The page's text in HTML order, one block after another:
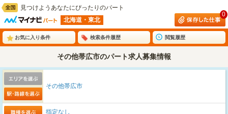
見つけようあなたにぴったりのパート
北海道・東北
0
お気に入り条件 検索条件履歴 閲覧履歴
その他帯広市のパート求人募集情報
その他帯広市
指定なし